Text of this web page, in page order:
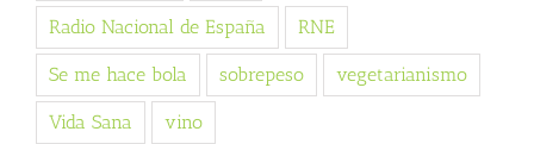
Radio Nacional de España RNE
Se me hace bola sobrepeso vegetarianismo
Vida Sana vino